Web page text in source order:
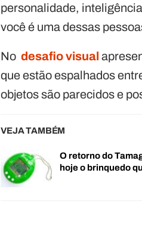
personalidade,
você é uma dessas
Nodesafio visual
que estão espalhados
objetos são parecidos e
VEJA TAMBÉM
O retorno do
hoje o brinquedo